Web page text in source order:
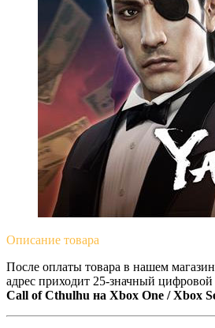
Описание товара
После оплаты товара в нашем
адрес приходит 25-значный
Call of Cthulhu на Xbox One / Xbox